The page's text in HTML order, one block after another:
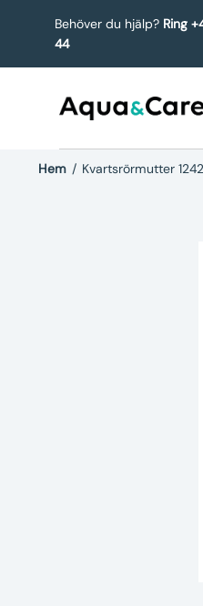
Behöver du hjälp? Ring
44
Hem / Kvartsrörmutter